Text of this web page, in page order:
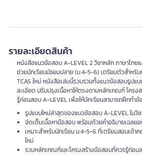
รายละเอียดสินค้า
หนังสือแนวข้อสอบ A-LEVEL 2 วิชาหลัก ภาษาไทย
ช่วยนักเรียนมัธยมปลาย (ม.4-5-6) เตรียมตัวสำหรับ
TCAS ใหม่ หนังสือเล่มนี้รวบรวมทั้งแนวข้อสอบรูปแ
ละเอียด ปรับปรุงเนื้อหาให้ตรงตามหลักเกณฑ์ โคร
รู้ก่อนสอบ A-LEVEL เพื่อให้นักเรียนสามารถฝึกทำข้
รูปแบบใหม่ล่าสุดของแนวข้อสอบ A-LEVEL ในวิ
จัดเต็มเนื้อหาข้อสอบ พร้อมด้วยคำอธิบายเฉลยอ
เหมาะสำหรับนักเรียน ม.4-5-6 ที่เตรียมสอบเข้าค
ใหม่
รวมหลักเกณฑ์และโครงสร้างข้อสอบที่ควรรู้ก่อน